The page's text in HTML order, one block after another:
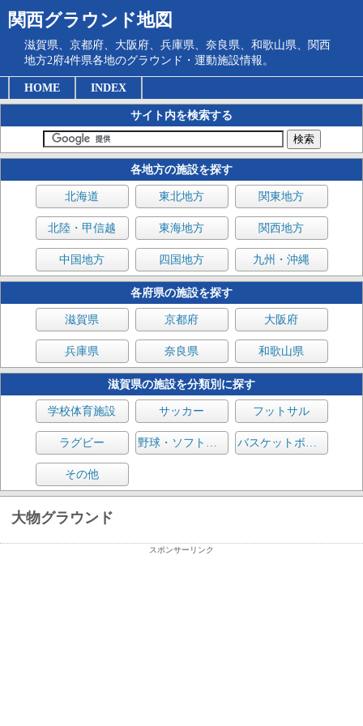
関西グラウンド地図
滋賀県、京都府、大阪府、兵庫県、奈良県、和歌山県、関西
地方2府4件県各地のグラウンド・運動施設情報。
HOME INDEX
サイト内を検索する
各地方の施設を探す
北海道 東北地方 関東地方
北陸・甲信越 東海地方 関西地方
中国地方 四国地方 九州・沖縄
各府県の施設を探す
滋賀県 京都府 大阪府
兵庫県 奈良県 和歌山県
滋賀県の施設を分類別に探す
学校体育施設 サッカー フットサル
ラグビー 野球・ソフトボール バスケットボール
その他
大物グラウンド
スポンサーリンク